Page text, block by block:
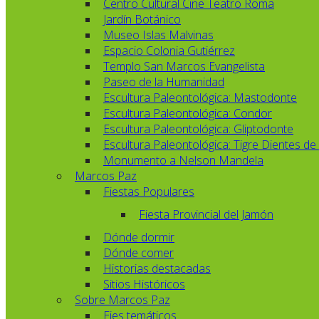
Centro Cultural Cine Teatro Roma
Jardín Botánico
Museo Islas Malvinas
Espacio Colonia Gutiérrez
Templo San Marcos Evangelista
Paseo de la Humanidad
Escultura Paleontológica: Mastodonte
Escultura Paleontológica: Condor
Escultura Paleontológica: Gliptodonte
Escultura Paleontológica: Tigre Dientes de
Monumento a Nelson Mandela
Marcos Paz
Fiestas Populares
Fiesta Provincial del Jamón
Dónde dormir
Dónde comer
Historias destacadas
Sitios Históricos
Sobre Marcos Paz
Ejes temáticos